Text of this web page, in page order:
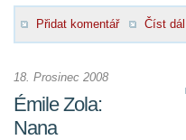
Přidat komentář Číst dál
18. Prosinec 2008
Émile Zola:
Nana